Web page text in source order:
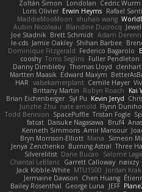
Zoltán Simon
Londolan Cedric Wurm
Loris Olivier Erwin Heyms Rafael
MaddieMooMoon shuhao wang
Aubin Nicoleau
Blandine Ducrocq
Joe Stadnik Brett Schmidt Adam
le-cds Jamie Oakley Shihan Barbee
Dominique Fitzgerald Federico Bagarolo
cooshy Toms Seglins Fuller Pendleton
Danny Dimbleby Thomas Lloyd clenhart
Martten Maasik Edward Maxym
HAR valsekamerplant Cemile Høyer
Brittany Martin Robyn Roach Kai
Brian Eichenberger Syl Pu Kevin Jeryd
Junzhe Zhu nate arnold Flynn Duniho
Todd Bennion SpacePuffle Tristan Fogle
fatcat Daisuke Nagasawa Bruf4
Kenneth Simmons Amir Mansour
Bryn Morrison-Elliott Mana Simeon
Jenya Zenchenko Burning Astral Three
Silverelitist Dane Bucao Salomé
Chantal LeBlanc Garrett Calloway nøixzy
Jack Kibble-White MTU1500 Jordan
Jermaine Dawson Chen Huang
Bailey Rosenthal George Luna JEFF